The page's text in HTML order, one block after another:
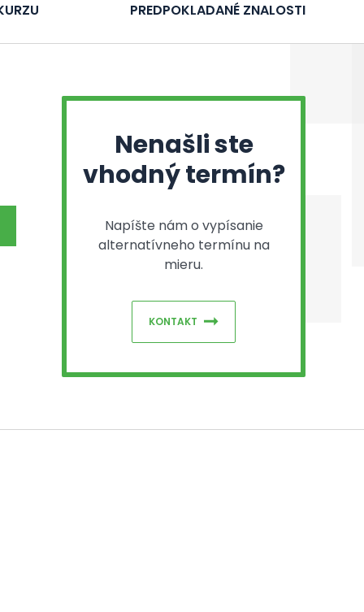
PREDPOKLADANÉ ZNALOSTI
Nenašli ste
vhodný termín?
Napíšte nám o vypísanie
alternatívneho termínu na
mieru.
KONTAKT